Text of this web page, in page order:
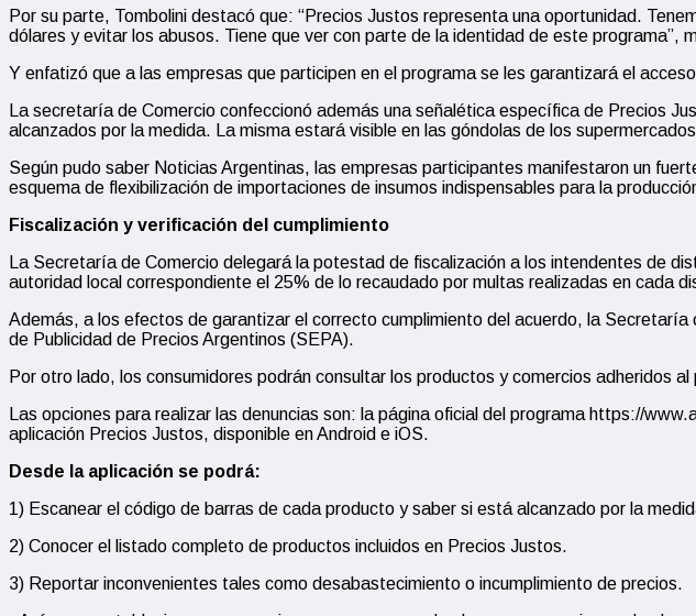
Por su parte, Tombolini destacó que: “Precios Justos representa una oportunidad.
dólares y evitar los abusos. Tiene que ver con parte de la identidad de este programa”,
Y enfatizó que a las empresas que participen en el programa se les garantizará el
La secretaría de Comercio confeccionó además una señalética específica de Precios
alcanzados por la medida. La misma estará visible en las góndolas de los
Según pudo saber Noticias Argentinas, las empresas participantes manifestaron un
esquema de flexibilización de importaciones de insumos indispensables para la
Fiscalización y verificación del cumplimiento
La Secretaría de Comercio delegará la potestad de fiscalización a los intendentes de
autoridad local correspondiente el 25% de lo recaudado por multas realizadas en cada
Además, a los efectos de garantizar el correcto cumplimiento del acuerdo, la
de Publicidad de Precios Argentinos (SEPA).
Por otro lado, los consumidores podrán consultar los productos y comercios adheridos
Las opciones para realizar las denuncias son: la página oficial del programa https://
aplicación Precios Justos, disponible en Android e iOS.
Desde la aplicación se podrá:
1) Escanear el código de barras de cada producto y saber si está alcanzado por la
2) Conocer el listado completo de productos incluidos en Precios Justos.
3) Reportar inconvenientes tales como desabastecimiento o incumplimiento de precios.